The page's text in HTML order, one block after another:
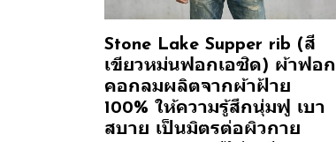
Stone Lake Supper rib (สี
เขียวหม่นฟอกเอซิด) ผ้าฟอก
คอกลมผลิตจากผ้าฝ้าย
100% ให้ความรู้สึกนุ่มฟู เบา
สบาย เป็นมิตรต่อผิวกาย